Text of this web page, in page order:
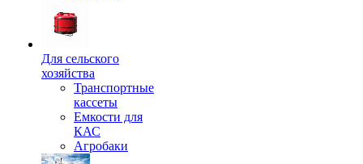
Для сельского
хозяйства
Транспортные
кассеты
Емкости для
КАС
Агробаки